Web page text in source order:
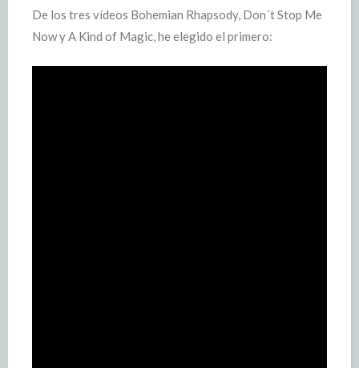
De los tres vídeos Bohemian Rhapsody, Don´t Stop Me
Now y A Kind of Magic, he elegido el primero: